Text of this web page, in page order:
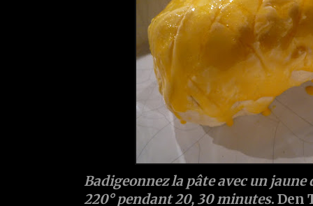
Badigeonnez la pâte avec un jaune
220° pendant 20, 30 minutes. Den